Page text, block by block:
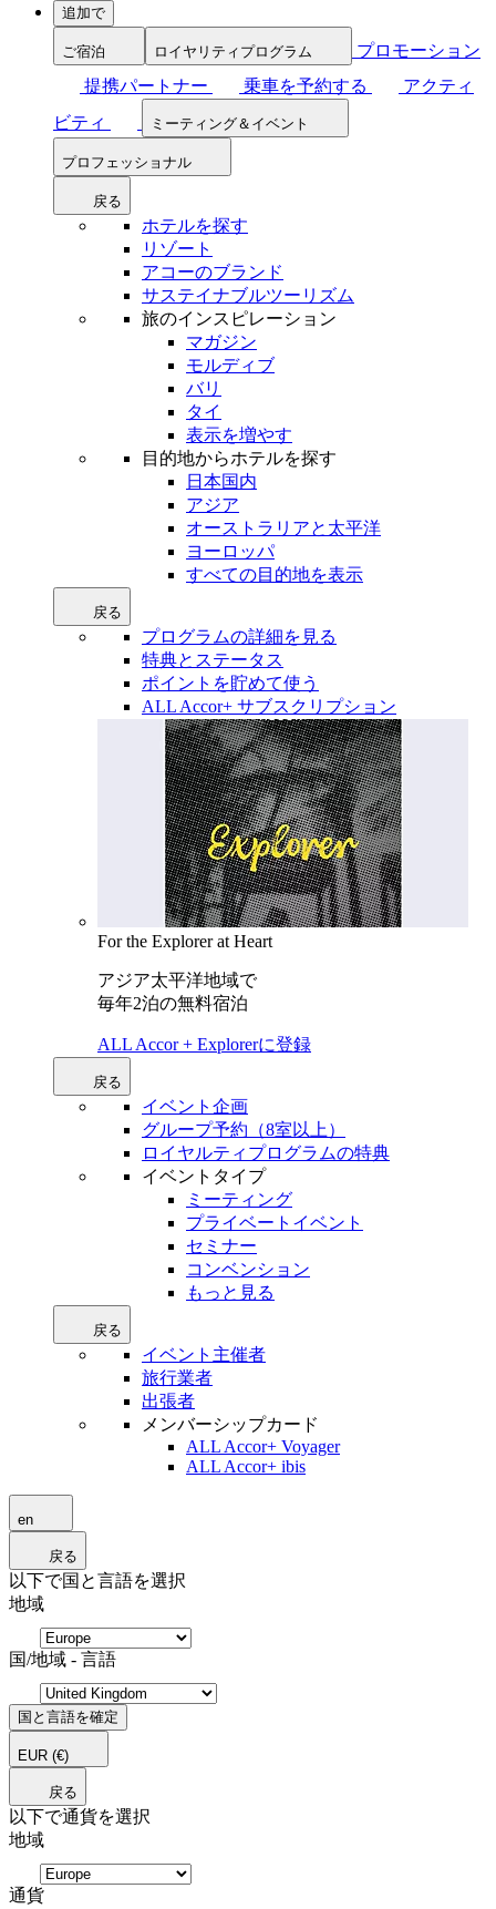
追加で
ご宿泊 ロイヤリティプログラム
プロモーション
提携パートナー
乗車を予約する
アクティ
ビティ
ミーティング＆イベント
プロフェッショナル
戻る
ホテルを探す
リゾート
アコーのブランド
サステイナブルツーリズム
旅のインスピレーション
マガジン
モルディブ
バリ
タイ
表示を増やす
目的地からホテルを探す
日本国内
アジア
オーストラリアと太平洋
ヨーロッパ
すべての目的地を表示
戻る
プログラムの詳細を見る
特典とステータス
ポイントを貯めて使う
ALL Accor+ サブスクリプション
For the Explorer at Heart
アジア太平洋地域で
毎年2泊の無料宿泊
ALL Accor + Explorerに登録
戻る
イベント企画
グループ予約（8室以上）
ロイヤルティプログラムの特典
イベントタイプ
ミーティング
プライベートイベント
セミナー
コンベンション
もっと見る
戻る
イベント主催者
旅行業者
出張者
メンバーシップカード
ALL Accor+ Voyager
ALL Accor+ ibis
en
戻る
以下で国と言語を選択
地域
国/地域 - 言語
国と言語を確定
EUR (€)
戻る
以下で通貨を選択
地域
通貨